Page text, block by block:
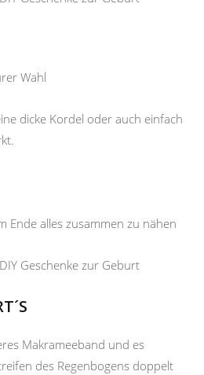
Wahl
dicke Kordel oder auch einfach
Ende alles zusammen zu nähen
Makrameeband und es
des Regenbogens doppelt